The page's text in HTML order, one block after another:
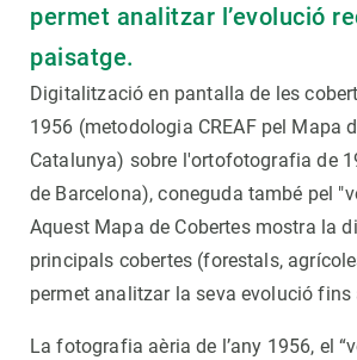
permet analitzar l’evolució
paisatge.
Digitalització en pantalla de les
1956 (metodologia CREAF pel Mapa
Catalunya) sobre l'ortofotografia de
de Barcelona), coneguda també pel
Aquest Mapa de Cobertes mostra la
principals cobertes (forestals,
permet analitzar la seva evolució
La fotografia aèria de l’any 1956, el